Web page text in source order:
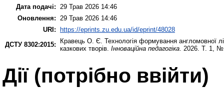
Дата подачі: 29 Трав 2026 14:46
Оновлення: 29 Трав 2026 14:46
URI:
https://eprints.zu.edu.ua/id/eprint/48028
ДСТУ 8302:2015:
Кравець О. Є. Технологія формування англомовної
казкових творів. Інноваційна педагогіка. 2026. Т. 1,
Дії ​​(потрібно ввійти)